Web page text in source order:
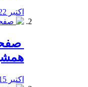
اکتبر 22, 2019
اکتبر 15, 2019